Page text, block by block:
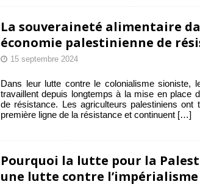
La souveraineté alimentaire
économie palestinienne de
15 septembre 2024
Dans leur lutte contre le colonialisme sioniste,
travaillent depuis longtemps à la mise en place
de résistance. Les agriculteurs palestiniens ont
première ligne de la résistance et continuent […]
Pourquoi la lutte pour la
une lutte contre l’impérialisme